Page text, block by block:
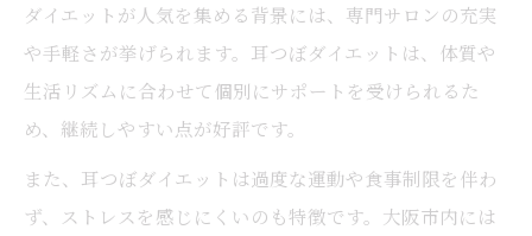
耳つぼジュエリーがもたらす自然な変化と
は
運動不要でも続く耳つぼの効果的な実践法
耳つぼで実現する健康的なダイエット体験
リバウンド防止にも役立つ耳つぼの魅力
ダイエットが人気を集める背景には、専門サロンの充実
や手軽さが挙げられます。耳つぼダイエットは、体質や
生活リズムに合わせて個別にサポートを受けられるた
め、継続しやすい点が好評です。
また、耳つぼダイエットは過度な運動や食事制限を伴わ
ず、ストレスを感じにくいのも特徴です。大阪市内には